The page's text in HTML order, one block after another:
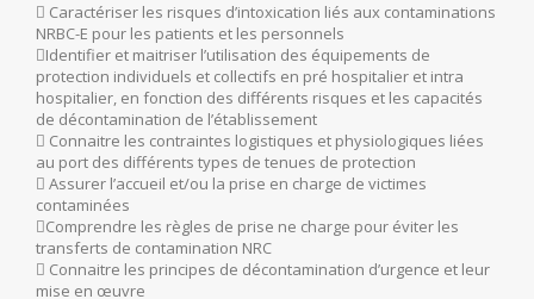
 Caractériser les risques d’intoxication liés aux contaminations
NRBC-E pour les patients et les personnels
Identifier et maitriser l’utilisation des équipements de
protection individuels et collectifs en pré hospitalier et intra
hospitalier, en fonction des différents risques et les capacités
de décontamination de l’établissement
 Connaitre les contraintes logistiques et physiologiques liées
au port des différents types de tenues de protection
 Assurer l’accueil et/ou la prise en charge de victimes
contaminées
Comprendre les règles de prise ne charge pour éviter les
transferts de contamination NRC
 Connaitre les principes de décontamination d’urgence et leur
mise en œuvre